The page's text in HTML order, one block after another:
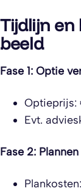
Tijdlijn en
beeld
Fase 1: Optie
Optieprijs:
Evt.
Fase 2: